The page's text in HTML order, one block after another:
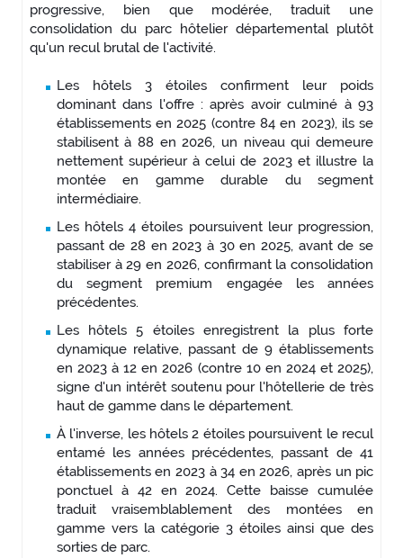
progressive, bien que modérée, traduit une
consolidation du parc hôtelier départemental plutôt
qu'un recul brutal de l'activité.
Les hôtels 3 étoiles confirment leur poids
dominant dans l'offre : après avoir culminé à 93
établissements en 2025 (contre 84 en 2023), ils se
stabilisent à 88 en 2026, un niveau qui demeure
nettement supérieur à celui de 2023 et illustre la
montée en gamme durable du segment
intermédiaire.
Les hôtels 4 étoiles poursuivent leur progression,
passant de 28 en 2023 à 30 en 2025, avant de se
stabiliser à 29 en 2026, confirmant la consolidation
du segment premium engagée les années
précédentes.
Les hôtels 5 étoiles enregistrent la plus forte
dynamique relative, passant de 9 établissements
en 2023 à 12 en 2026 (contre 10 en 2024 et 2025),
signe d'un intérêt soutenu pour l'hôtellerie de très
haut de gamme dans le département.
À l'inverse, les hôtels 2 étoiles poursuivent le recul
entamé les années précédentes, passant de 41
établissements en 2023 à 34 en 2026, après un pic
ponctuel à 42 en 2024. Cette baisse cumulée
traduit vraisemblablement des montées en
gamme vers la catégorie 3 étoiles ainsi que des
sorties de parc.